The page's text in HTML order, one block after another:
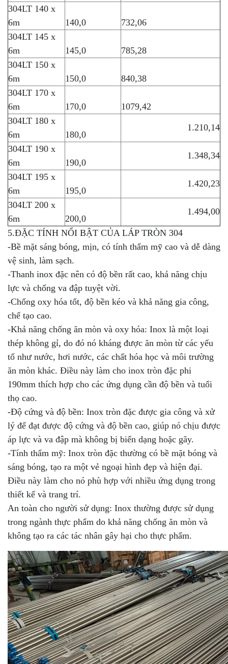
304LT 140 x
6m
140,0
732,06
304LT 145 x
6m
145,0
785,28
304LT 150 x
6m
150,0
840,38
304LT 170 x
6m
170,0
1079,42
304LT 180 x
6m
180,0
1.210,14
304LT 190 x
6m
190,0
1.348,34
304LT 195 x
6m
195,0
1.420,23
304LT 200 x
6m
200,0
1.494,00
5.ĐẶC TÍNH NỔI BẬT CỦA LÁP TRÒN 304
-Bề mặt sáng bóng, mịn, có tính thẩm mỹ cao và dễ dàng
vệ sinh, làm sạch.
-Thanh inox đặc nên có độ bền rất cao, khả năng chịu
lực và chống va đập tuyệt vời.
-Chống oxy hóa tốt, độ bền kéo và khả năng gia công,
chế tạo cao.
-Khả năng chống ăn mòn và oxy hóa: Inox là một loại
thép không gỉ, do đó nó kháng được ăn mòn từ các yếu
tố như nước, hơi nước, các chất hóa học và môi trường
ăn mòn khác. Điều này làm cho inox tròn đặc phi
190mm thích hợp cho các ứng dụng cần độ bền và tuổi
thọ cao.
-Độ cứng và độ bền: Inox tròn đặc được gia công và xử
lý để đạt được độ cứng và độ bền cao, giúp nó chịu được
áp lực và va đập mà không bị biến dạng hoặc gãy.
-Tính thẩm mỹ: Inox tròn đặc thường có bề mặt bóng và
sáng bóng, tạo ra một vẻ ngoại hình đẹp và hiện đại.
Điều này làm cho nó phù hợp với nhiều ứng dụng trong
thiết kế và trang trí.
An toàn cho người sử dụng: Inox thường được sử dụng
trong ngành thực phẩm do khả năng chống ăn mòn và
không tạo ra các tác nhân gây hại cho thực phẩm.